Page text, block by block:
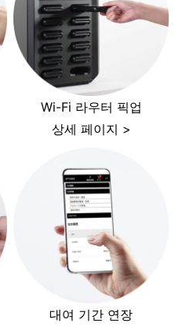
Wi-Fi 라우터 픽업
상세 페이지 >
대여 기간 연장